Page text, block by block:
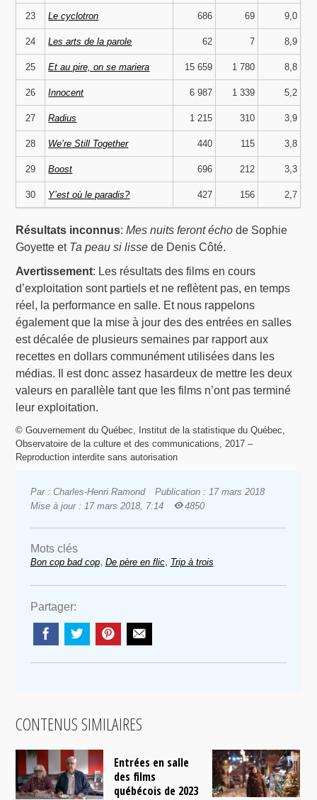
23 Le cyclotron 686 69 9,0
24 Les arts de la parole 62 7 8,9
25 Et au pire, on se mariera 15 659 1 780 8,8
26 Innocent 6 987 1 339 5,2
27 Radius 1 215 310 3,9
28 We’re Still Together 440 115 3,8
29 Boost 696 212 3,3
30 Y’est où le paradis? 427 156 2,7
Résultats inconnus:Mes nuits feront écho de Sophie
Goyette et Ta peau si lisse de Denis Côté.
Avertissement: Les résultats des films en cours
d’exploitation sont partiels et ne reflètent pas, en temps
réel, la performance en salle. Et nous rappelons
également que la mise à jour des des entrées en salles
est décalée de plusieurs semaines par rapport aux
recettes en dollars communément utilisées dans les
médias. Il est donc assez hasardeux de mettre les deux
valeurs en parallèle tant que les films n’ont pas terminé
leur exploitation.
© Gouvernement du Québec, Institut de la statistique du Québec,
Observatoire de la culture et des communications, 2017 –
Reproduction interdite sans autorisation
Par : Charles-Henri Ramond
Publication : 17 mars 2018
Mise à jour : 17 mars 2018, 7:14
4850
Mots clés
Bon cop bad cop, De père en flic, Trip à trois
Partager:
CONTENUS SIMILAIRES
Entrées en salle
des films
québécois de 2023